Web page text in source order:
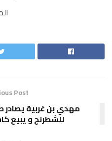
Post
مهدي بن غربية يصادر
للشطرنج و يبيع